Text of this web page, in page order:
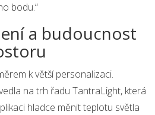
bodu.“
a budoucnost
k větší personalizaci.
na trh řadu TantraLight, která
hladce měnit teplotu světla